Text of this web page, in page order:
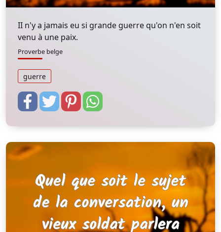
II n'y a jamais eu si grande guerre qu'on n'en soit
venu à une paix.
Proverbe belge
guerre